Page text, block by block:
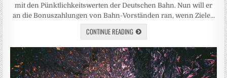
mit den Pünktlichkeitswerten der Deutschen Bahn. Nun will er
an die Bonuszahlungen von Bahn-Vorständen ran, wenn Ziele…
CONTINUE READING